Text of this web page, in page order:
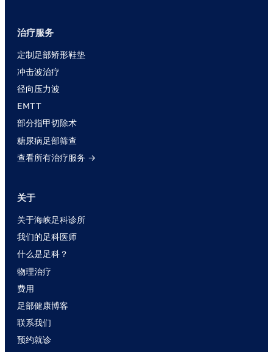
治疗服务
定制足部矫形鞋垫
冲击波治疗
径向压力波
EMTT
部分指甲切除术
糖尿病足部筛查
查看所有治疗服务 →
关于
关于海峡足科诊所
我们的足科医师
什么是足科？
物理治疗
费用
足部健康博客
联系我们
预约就诊